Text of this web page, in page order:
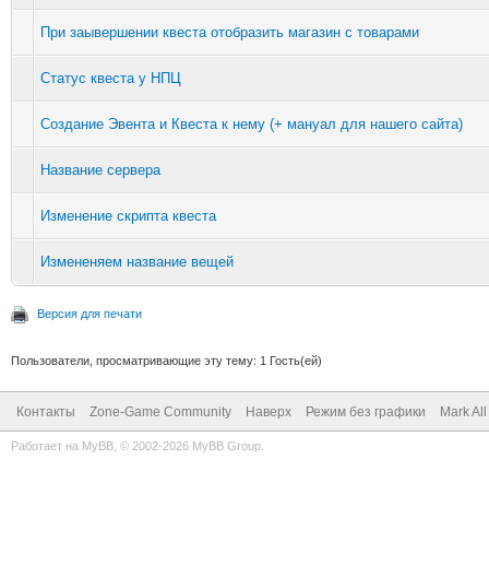
При заывершении квеста отобразить магазин с товарами
Статус квеста у НПЦ
Создание Эвента и Квеста к нему (+ мануал для нашего сайта)
Название сервера
Изменение скрипта квеста
Измененяем название вещей
Версия для печати
Пользователи, просматривающие эту тему: 1 Гость(ей)
Контакты Zone-Game Community Наверх Режим без графики Mark
Работает на MyBB , © 2002-2026 MyBB Group